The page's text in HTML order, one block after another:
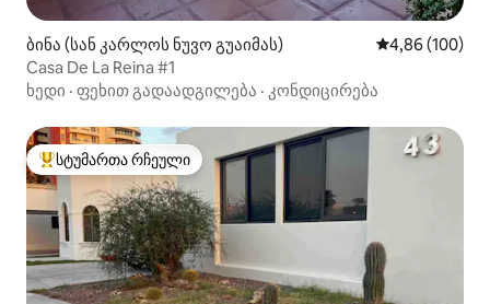
ბინა (სან კარლოს ნუვო გუაიმას) საშუალო
4,86 (100)
Casa De La Reina #1
ხედი · ფეხით გადაადგილება · კონდიცირება
სტუმართა რჩეული მოწინავე ვარიანტი
სტუმართა რჩეული